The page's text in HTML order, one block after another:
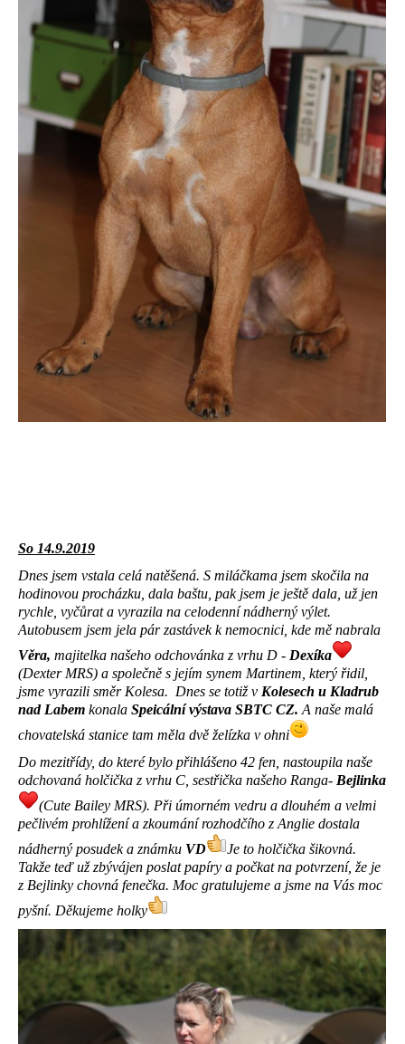
So 14.9.2019
Dnes jsem vstala celá natěšená. S miláčkama jsem skočila na
hodinovou procházku, dala baštu, pak jsem je ještě dala, už jen
rychle, vyčůrat a vyrazila na celodenní nádherný výlet.
Autobusem jsem jela pár zastávek k nemocnici, kde mě nabrala
Věra, majitelka našeho odchovánka z vrhu D - Dexíka
(Dexter MRS) a společně s jejím synem Martinem, který řidil,
jsme vyrazili směr Kolesa. Dnes se totiž v Kolesech u Kladrub
nad Labem konala Speicální výstava SBTC CZ. A naše malá
chovatelská stanice tam měla dvě želízka v ohni
Do mezitřídy, do které bylo přihlášeno 42 fen, nastoupila naše
odchovaná holčička z vrhu C, sestřička našeho Ranga- Bejlinka
(Cute Bailey MRS). Při úmorném vedru a dlouhém a velmi
pečlivém prohlížení a zkoumání rozhodčího z Anglie dostala
nádherný posudek a známku VD
Je to holčička šikovná.
Takže teď už zbývájen poslat papíry a počkat na potvrzení, že je
z Bejlinky chovná fenečka. Moc gratulujeme a jsme na Vás moc
pyšní. Děkujeme holky